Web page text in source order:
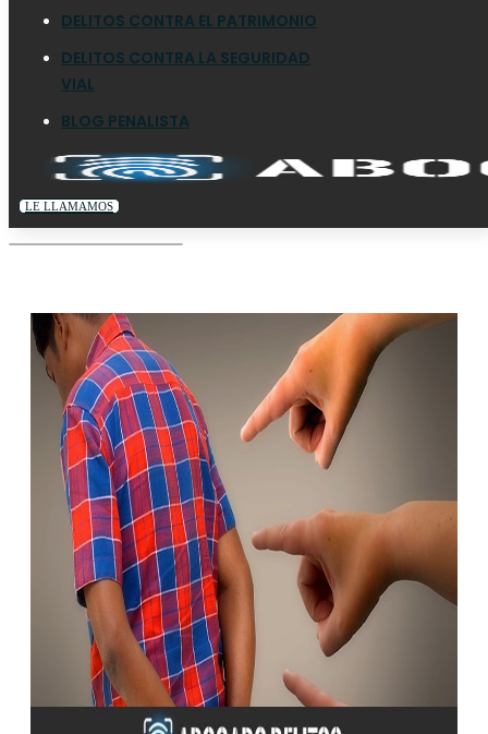
DELITOS CONTRA EL PATRIMONIO
DELITOS CONTRA LA SEGURIDAD
VIAL
BLOG PENALISTA
LE LLAMAMOS